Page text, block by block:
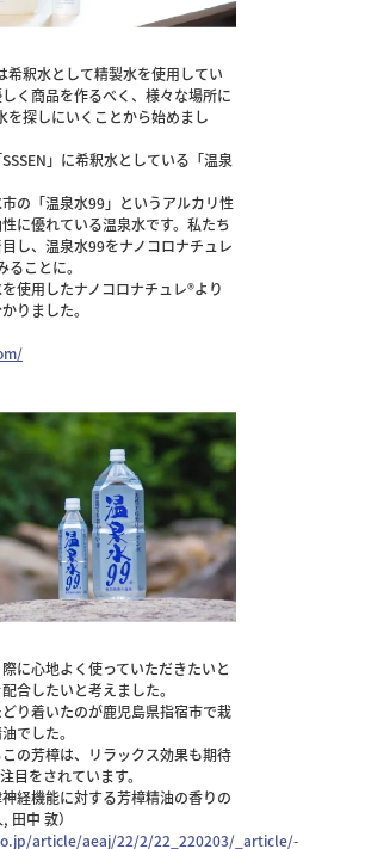
希釈水として精製水を使用してい
く商品を作るべく、様々な場所に
を探しにいくことから始めまし
」に希釈水としている「温泉
の「温泉水99」というアルカリ性
に優れている温泉水です。私たち
し、温泉水99をナノコロナチュレ
ことに。
使用したナノコロナチュレ®より
りました。
に心地よく使っていただきたいと
合したいと考えました。
り着いたのが鹿児島県指宿市で栽
でした。
の芳樟は、リラックス効果も期待
目をされています。
神経機能に対する芳樟精油の香りの
田中 敦）
article/aeaj/22/2/22_220203/_article/-